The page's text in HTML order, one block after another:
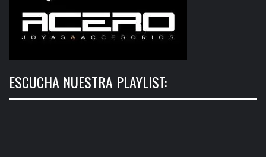
ESCUCHA NUESTRA PLAYLIST: